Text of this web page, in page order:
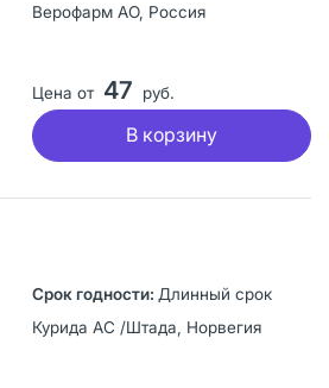
Верофарм АО, Россия
Цена от 47 руб.
В корзину
Длинный срок
Курида АС /Штада, Норвегия